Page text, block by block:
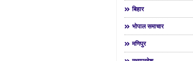
बिहार
भोपाल समाचार
मणिपुर